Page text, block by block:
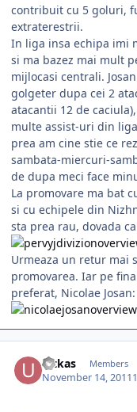
contribuit cu 5 goluri,
extraterestrii.
In liga insa echipa imi
si ma bazez mai mult
mijlocasi centrali.
golgeter dupa cei 2
atacantii 12 de
multe assist-uri din
prea am cine stie ce
sambata-miercuri-
de dupa meci face
La promovare ma bat
si cu echipele din
sta prea rau, dovada
Urmeaza un retur mai
promovarea. Iar pe
preferat, Nicolae Josan:
ultkas Members
November 14, 2011